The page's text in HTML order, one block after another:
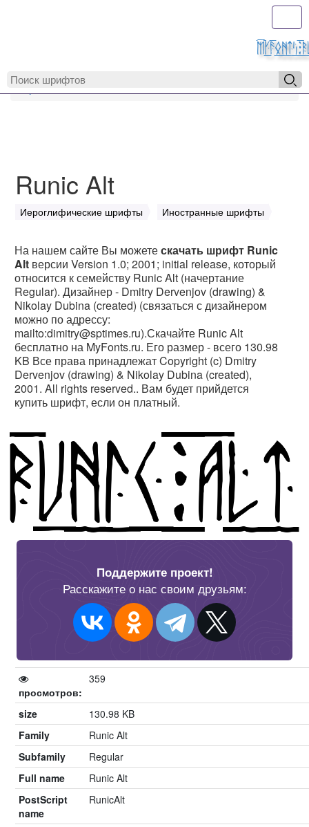
MyFonts.ru
Runic Alt
Иероглифические шрифты Иностранные шрифты
На нашем сайте Вы можетескачать шрифт Runic
Alt версии Version 1.0; 2001; initial release, который
относится к семейству Runic Alt (начертание
Regular). Дизайнер - Dmitry Dervenjov (drawing) &
Nikolay Dubina (created) (связаться с дизайнером
можно по адрессу:
mailto:dimitry@sptimes.ru).Скачайте Runic Alt
бесплатно на MyFonts.ru. Его размер - всего 130.98
KB Все права принадлежат Copyright (c) Dmitry
Dervenjov (drawing) & Nikolay Dubina (created),
2001. All rights reserved.. Вам будет прийдется
купить шрифт, если он платный.
Поддержите проект!
Расскажите о нас своим друзьям:
просмотров:
359
size
130.98 KB
Family
Runic Alt
Subfamily
Regular
Full name
Runic Alt
PostScript
name
RunicAlt